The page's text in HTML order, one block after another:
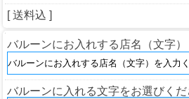
[ 送料込 ]
バルーンにお入れする店名（文字）
バルーンに入れる文字をお選びくだ